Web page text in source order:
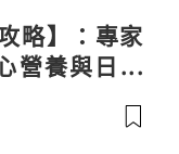
略】：專家
營養與日常